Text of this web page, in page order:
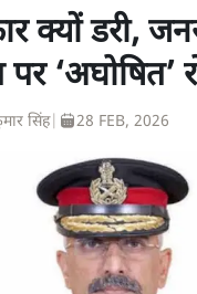
क्यों डरी,
‘अघोषित’
सिंह| 28 FEB, 2026